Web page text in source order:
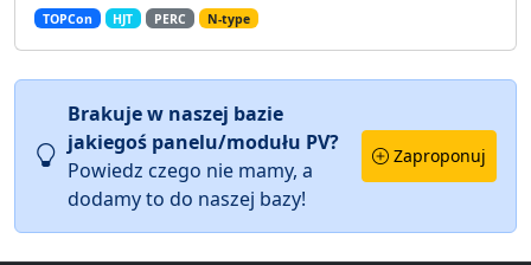
TOPCon HJT PERC N-type
Brakuje w naszej bazie
jakiegoś panelu/modułu PV?
Powiedz czego nie mamy, a
dodamy to do naszej bazy!
Zaproponuj